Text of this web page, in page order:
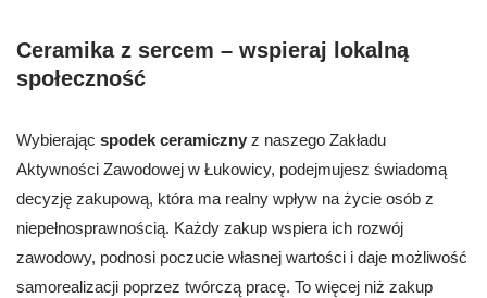
Ceramika z sercem – wspieraj lokalną
społeczność
Wybierając spodek ceramiczny z naszego Zakładu
Aktywności Zawodowej w Łukowicy, podejmujesz świadomą
decyzję zakupową, która ma realny wpływ na życie osób z
niepełnosprawnością. Każdy zakup wspiera ich rozwój
zawodowy, podnosi poczucie własnej wartości i daje możliwość
samorealizacji poprzez twórczą pracę. To więcej niż zakup